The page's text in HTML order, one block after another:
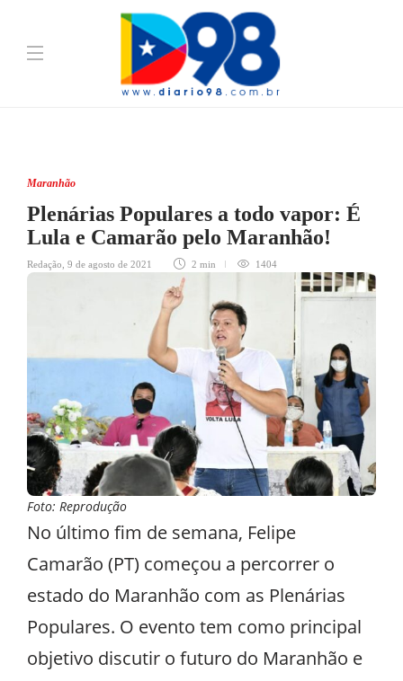
Maranhão
Plenárias Populares a todo vapor: É
Lula e Camarão pelo Maranhão!
Redação 9 de agosto de 2021 2 min 1404
Foto: Reprodução
No último fim de semana, Felipe
Camarão (PT) começou a percorrer o
estado do Maranhão com as Plenárias
Populares. O evento tem como principal
objetivo discutir o futuro do Maranhão e